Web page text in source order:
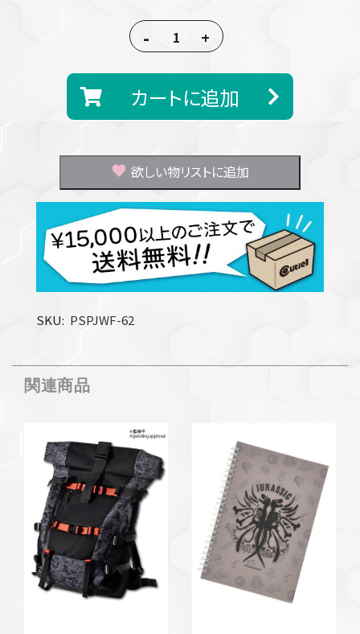
- +
カートに追加
欲しい物リストに追加
SKU PSPJWF-62
関連商品